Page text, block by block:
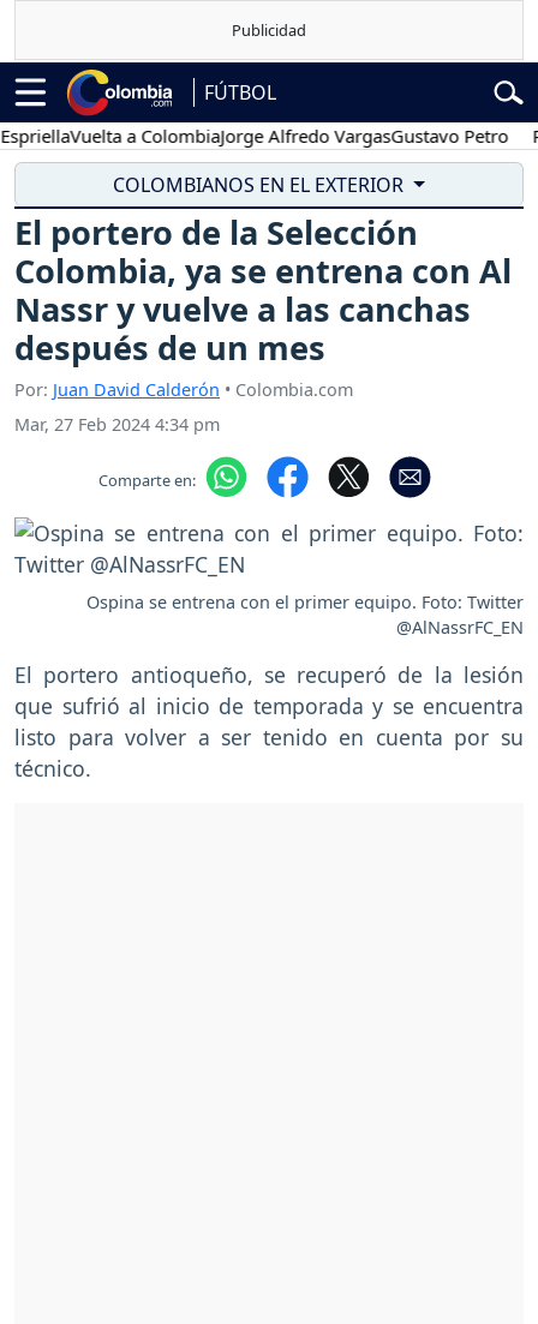
FÚTBOL
Vuelta a ColombiaJorge Alfredo VargasGustavo Petro
COLOMBIANOS EN EL EXTERIOR
El portero de la Selección
Colombia, ya se entrena con Al
Nassr y vuelve a las canchas
después de un mes
Por: Juan David Calderón • Colombia.com
Mar, 27 Feb 2024 4:34 pm
Comparte en:
Ospina se entrena con el primer equipo. Foto: Twitter
@AlNassrFC_EN
El portero antioqueño, se recuperó de la lesión
que sufrió al inicio de temporada y se encuentra
listo para volver a ser tenido en cuenta por su
técnico.